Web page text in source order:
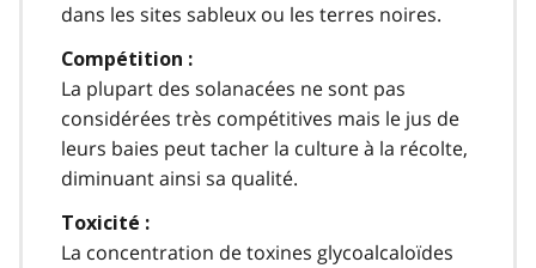
dans les sites sableux ou les terres noires.
Compétition :
La plupart des solanacées ne sont pas
considérées très compétitives mais le jus de
leurs baies peut tacher la culture à la récolte,
diminuant ainsi sa qualité.
Toxicité :
La concentration de toxines glycoalcaloïdes